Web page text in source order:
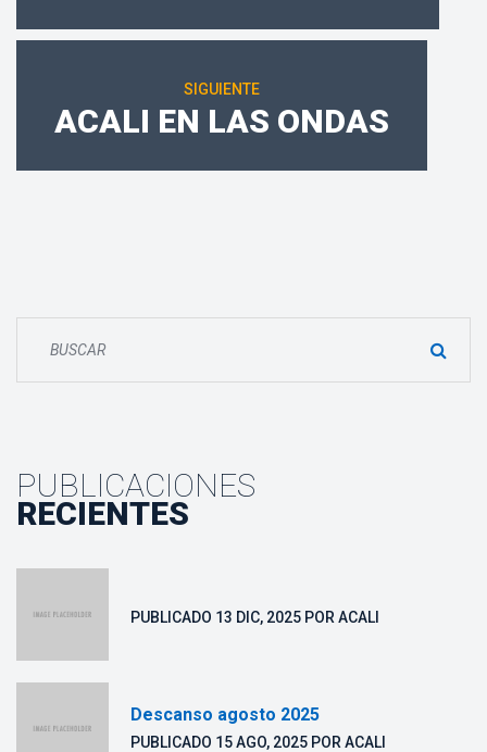
SIGUIENTE
ACALI EN LAS ONDAS
PUBLICACIONES
RECIENTES
PUBLICADO 13 DIC, 2025 POR ACALI
Descanso agosto 2025
PUBLICADO 15 AGO, 2025 POR ACALI